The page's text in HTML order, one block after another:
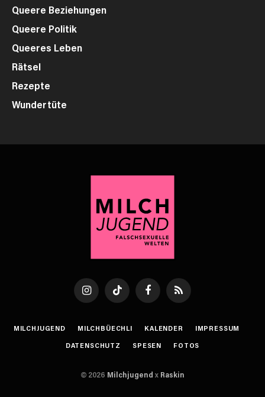
Queere Beziehungen
Queere Politik
Queeres Leben
Rätsel
Rezepte
Wundertüte
InstagramTikTok FacebookRSS
MILCHJUGEND MILCHBÜECHLI KALENDER
IMPRESSUM
DATENSCHUTZ
SPESEN FOTOS
© 2026 Milchjugend x Raskin